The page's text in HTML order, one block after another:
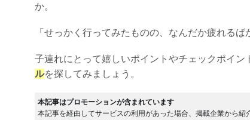
か。
「せっかく行ってみたものの、なんだか疲れる
子連れにとって嬉しいポイントやチェックポイン
ルを探してみましょう。
本記事はプロモーションが含まれています
本記事を経由してサービスの利用があった場合、掲載企業から